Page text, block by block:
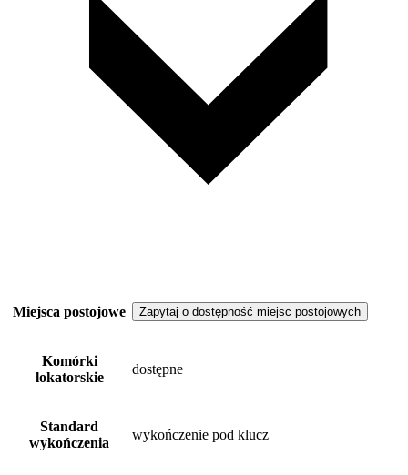
Miejsca postojowe Zapytaj o dostępność miejsc postojowych
Komórki
lokatorskie
dostępne
Standard
wykończenia
wykończenie pod klucz